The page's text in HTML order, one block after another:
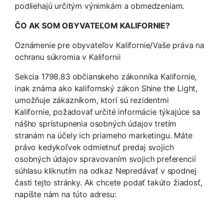
podliehajú určitým výnimkám a obmedzeniam.
ČO AK SOM OBYVATEĽOM KALIFORNIE?
Oznámenie pre obyvateľov Kalifornie/Vaše práva na
ochranu súkromia v Kalifornii
Sekcia 1798.83 občianskeho zákonníka Kalifornie,
inak známa ako kalifornský zákon Shine the Light,
umožňuje zákazníkom, ktorí sú rezidentmi
Kalifornie, požadovať určité informácie týkajúce sa
nášho sprístupnenia osobných údajov tretím
stranám na účely ich priameho marketingu. Máte
právo kedykoľvek odmietnuť predaj svojich
osobných údajov spravovaním svojich preferencií
súhlasu kliknutím na odkaz Nepredávať v spodnej
časti tejto stránky. Ak chcete podať takúto žiadosť,
napíšte nám na túto adresu: